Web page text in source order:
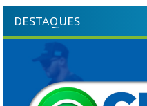
DESTAQUES